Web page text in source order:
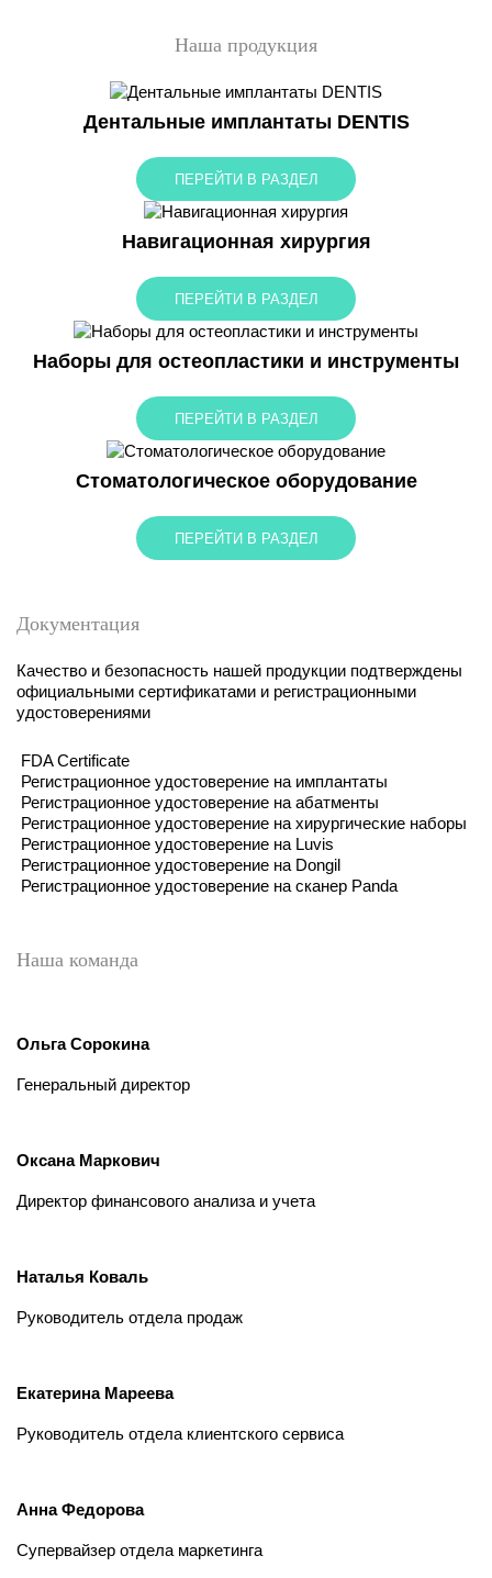
Наша продукция
Дентальные имплантаты DENTIS
ПЕРЕЙТИ В РАЗДЕЛ
Навигационная хирургия
ПЕРЕЙТИ В РАЗДЕЛ
Наборы для остеопластики и инструменты
ПЕРЕЙТИ В РАЗДЕЛ
Стоматологическое оборудование
ПЕРЕЙТИ В РАЗДЕЛ
Документация
Качество и безопасность нашей продукции подтверждены
официальными сертификатами и регистрационными
удостоверениями
FDA Certificate
Регистрационное удостоверение на имплантаты
Регистрационное удостоверение на абатменты
Регистрационное удостоверение на хирургические наборы
Регистрационное удостоверение на Luvis
Регистрационное удостоверение на Dongil
Регистрационное удостоверение на сканер Panda
Наша команда
Ольга Сорокина
Генеральный директор
Оксана Маркович
Директор финансового анализа и учета
Наталья Коваль
Руководитель отдела продаж
Екатерина Мареева
Руководитель отдела клиентского сервиса
Анна Федорова
Супервайзер отдела маркетинга